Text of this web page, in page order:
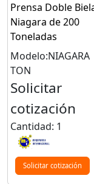
Prensa Doble
Niagara de 200
Toneladas
TON
Solicitar
cotización
Cantidad: 1
Solicitar cotización